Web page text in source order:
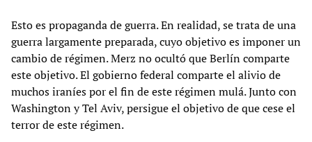
Esto es propaganda de guerra. En realidad, se trata de una
guerra largamente preparada, cuyo objetivo es imponer un
cambio de régimen. Merz no ocultó que Berlín comparte
este objetivo. El gobierno federal comparte el alivio de
muchos iraníes por el fin de este régimen mulá. Junto con
Washington y Tel Aviv, persigue el objetivo de que cese el
terror de este régimen.